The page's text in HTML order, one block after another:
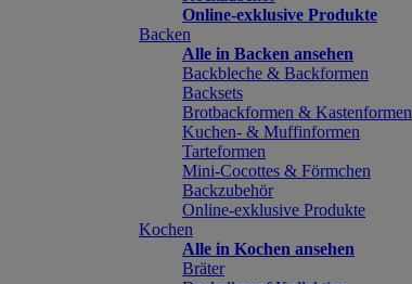
Online-exklusive Produkte
Backen
Alle in Backen ansehen
Backbleche & Backformen
Backsets
Brotbackformen & Kastenformen
Kuchen- & Muffinformen
Tarteformen
Mini-Cocottes & Förmchen
Backzubehör
Online-exklusive Produkte
Kochen
Alle in Kochen ansehen
Bräter